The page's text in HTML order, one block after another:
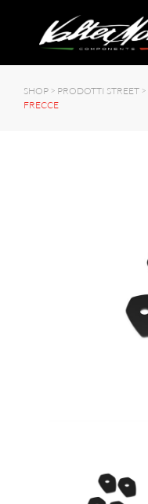
SHOP > PRODOTTI STREET >
FRECCE